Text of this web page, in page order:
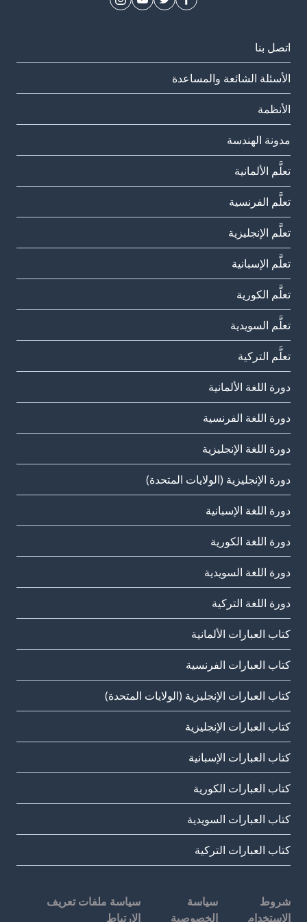
اتصل بنا
الأسئلة الشائعة والمساعدة
الأنظمة
مدونة الهندسة
تعلَّم الألمانية
تعلَّم الفرنسية
تعلَّم الإنجليزية
تعلَّم الإسبانية
تعلَّم الكورية
تعلَّم السويدية
تعلَّم التركية
دورة اللغة الألمانية
دورة اللغة الفرنسية
دورة اللغة الإنجليزية
دورة الإنجليزية (الولايات المتحدة)
دورة اللغة الإسبانية
دورة اللغة الكورية
دورة اللغة السويدية
دورة اللغة التركية
كتاب العبارات الألمانية
كتاب العبارات الفرنسية
كتاب العبارات الإنجليزية (الولايات المتحدة)
كتاب العبارات الإنجليزية
كتاب العبارات الإسبانية
كتاب العبارات الكورية
كتاب العبارات السويدية
كتاب العبارات التركية
شروط
الاستخدام
سياسة
الخصوصية
سياسة ملفات تعريف
الارتباط